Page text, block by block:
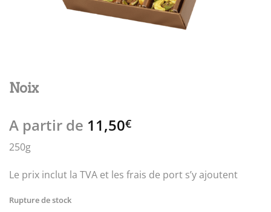
Noix
A partir de 11,50€
250g
Le prix inclut la TVA et les frais de port s’y ajoutent
Rupture de stock